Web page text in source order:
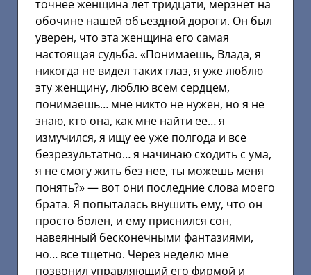
точнее женщина лет тридцати, мерзнет на
обочине нашей объездной дороги. Он был
уверен, что эта женщина его самая
настоящая судьба. «Понимаешь, Влада, я
никогда не видел таких глаз, я уже люблю
эту женщину, люблю всем сердцем,
понимаешь… мне никто не нужен, но я не
знаю, кто она, как мне найти ее… я
измучился, я ищу ее уже полгода и все
безрезультатно… я начинаю сходить с ума,
я не смогу жить без нее, ты можешь меня
понять?» — вот они последние слова моего
брата. Я попыталась внушить ему, что он
просто болен, и ему приснился сон,
навеянный бесконечными фантазиями,
но… все тщетно. Через неделю мне
позвонил управляющий его фирмой и